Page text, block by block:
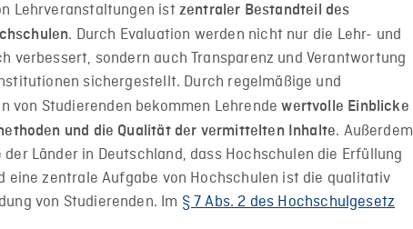
Lehrveranstaltungen ist zentraler Bestandteil des
. Durch Evaluation werden nicht nur die Lehr- und
verbessert, sondern auch Transparenz und Verantwortung
sichergestellt. Durch regelmäßige und
von Studierenden bekommen Lehrendewertvolle Einblicke
und die Qualität der vermittelten Inhalte. Außerdem
Länder in Deutschland, dass Hochschulen die Erfüllung
eine zentrale Aufgabe von Hochschulen ist die qualitativ
von Studierenden. Im § 7 Abs. 2 des Hochschulgesetz